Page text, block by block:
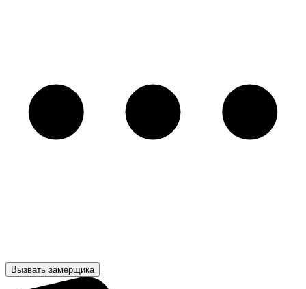
Вызвать замерщика